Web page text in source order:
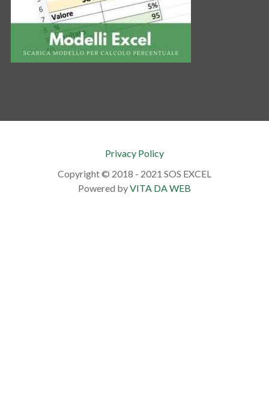
Privacy Policy
Copyright © 2018 - 2021 SOS EXCEL
Powered byVITA DA WEB